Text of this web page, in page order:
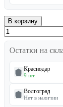
В корзину
Остатки на
Краснодар
9 шт.
Волгоград
Нет в наличии